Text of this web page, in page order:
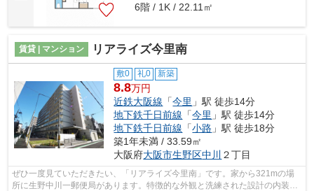
6階 / 1K / 22.11㎡
賃貸 | マンション リアライズ今里南
敷0 礼0 新築
8.8万円
近鉄大阪線 「今里 」駅 徒歩14分
地下鉄千日前線 「今里 」駅 徒歩14分
地下鉄千日前線 「小路 」駅 徒歩18分
築1年未満 / 33.59㎡
大阪府大阪市生野区中川 ２丁目
ぜひ一度見ていただきたい、「リアライズ今里南」です。家から321mの場
所に生野中川一郵便局があります。特徴的な外観と洗練された設計の内装を